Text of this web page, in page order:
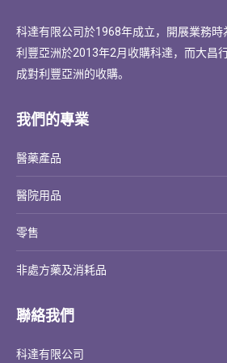
科達有限公司於1968年成立，開展業務時
利豐亞洲於2013年2月收購科達，而大昌
成對利豐亞洲的收購。
我們的專業
醫藥產品
醫院用品
零售
非處方藥及消耗品
聯絡我們
科達有限公司